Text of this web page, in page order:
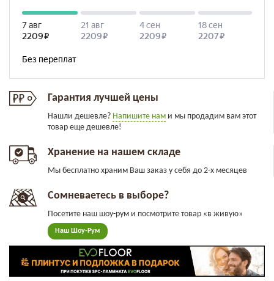
Гарантия лучшей цены
Нашли дешевле? Напишите нам и мы продадим вам этот
товар еще дешевле!
Хранение на нашем складе
Мы бесплатно храним Ваш заказ у себя до 2-х месяцев
Сомневаетесь в выборе?
Посетите наш шоу-рум и посмотрите товар «в живую»
Наш Шоу-Рум